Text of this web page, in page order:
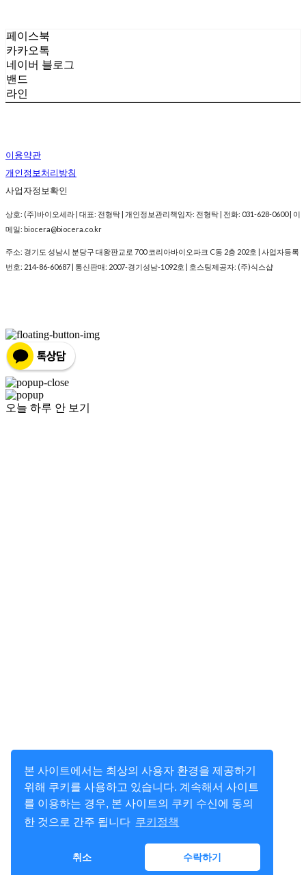
본 사이트에서는 최상의 사용자 환경을 제공하기
위해 쿠키를 사용하고 있습니다. 계속해서 사이트
를 이용하는 경우, 본 사이트의 쿠키 수신에 동의
한 것으로 간주 됩니다 쿠키정책
취소 수락하기
페이스북
카카오톡
네이버 블로그
밴드
라인
이용약관
개인정보처리방침
사업자정보확인
상호: (주)바이오세라 | 대표: 전형탁 | 개인정보관리책임자: 전형탁 | 전화: 031-628-0600 | 이
메일: biocera@biocera.co.kr
주소: 경기도 성남시 분당구 대왕판교로 700 코리아바이오파크 C동 2층 202호 | 사업자등록
번호: 214-86-60687 | 통신판매: 2007-경기성남-1092호 | 호스팅제공자: (주)식스샵
오늘 하루 안 보기